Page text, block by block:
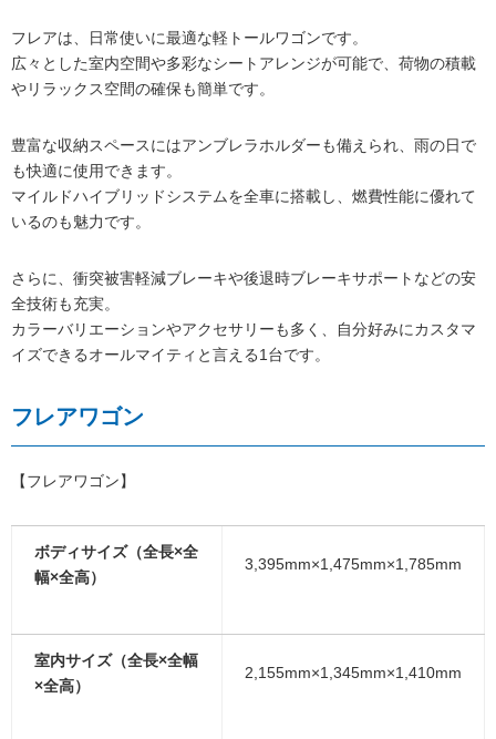
フレアは、日常使いに最適な軽トールワゴンです。
広々とした室内空間や多彩なシートアレンジが可能で、荷物の積載
やリラックス空間の確保も簡単です。
豊富な収納スペースにはアンブレラホルダーも備えられ、雨の日で
も快適に使用できます。
マイルドハイブリッドシステムを全車に搭載し、燃費性能に優れて
いるのも魅力です。
さらに、衝突被害軽減ブレーキや後退時ブレーキサポートなどの安
全技術も充実。
カラーバリエーションやアクセサリーも多く、自分好みにカスタマ
イズできるオールマイティと言える1台です。
フレアワゴン
【フレアワゴン】
ボディサイズ（全長×全
幅×全高）
3,395mm×1,475mm×1,785mm
室内サイズ（全長×全幅
×全高）
2,155mm×1,345mm×1,410mm